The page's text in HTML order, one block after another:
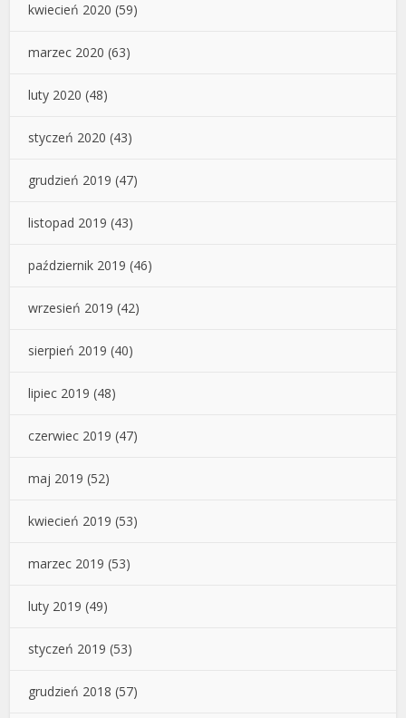
kwiecień 2020 (59)
marzec 2020 (63)
luty 2020 (48)
styczeń 2020 (43)
grudzień 2019 (47)
listopad 2019 (43)
październik 2019 (46)
wrzesień 2019 (42)
sierpień 2019 (40)
lipiec 2019 (48)
czerwiec 2019 (47)
maj 2019 (52)
kwiecień 2019 (53)
marzec 2019 (53)
luty 2019 (49)
styczeń 2019 (53)
grudzień 2018 (57)